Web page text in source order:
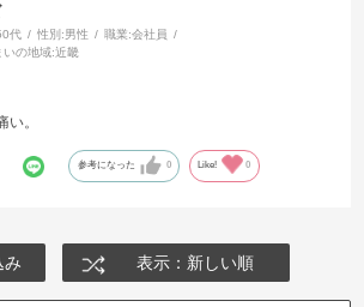
代 性別:男性 職業:会社員
いの地域:近畿
い。
参考になった 0 Like! 0
み 表示：新しい順